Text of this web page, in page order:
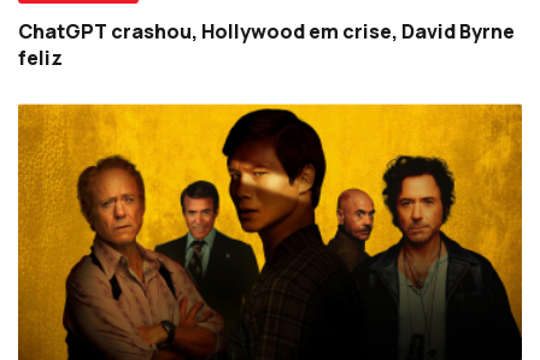
ChatGPT crashou, Hollywood em crise, David Byrne
feliz